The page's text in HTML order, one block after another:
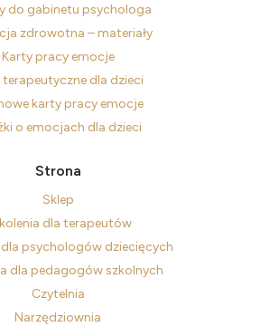
do gabinetu psychologa
zdrowotna – materiały
Karty pracy emocje
terapeutyczne dla dzieci
karty pracy emocje
o emocjach dla dzieci
Strona
Sklep
dla terapeutów
dla psychologów dziecięcych
dla pedagogów szkolnych
Czytelnia
Narzędziownia